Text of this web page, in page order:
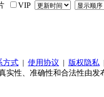
VIP
方式 | 使用协议 | 版权隐私
实性、准确性和合法性由